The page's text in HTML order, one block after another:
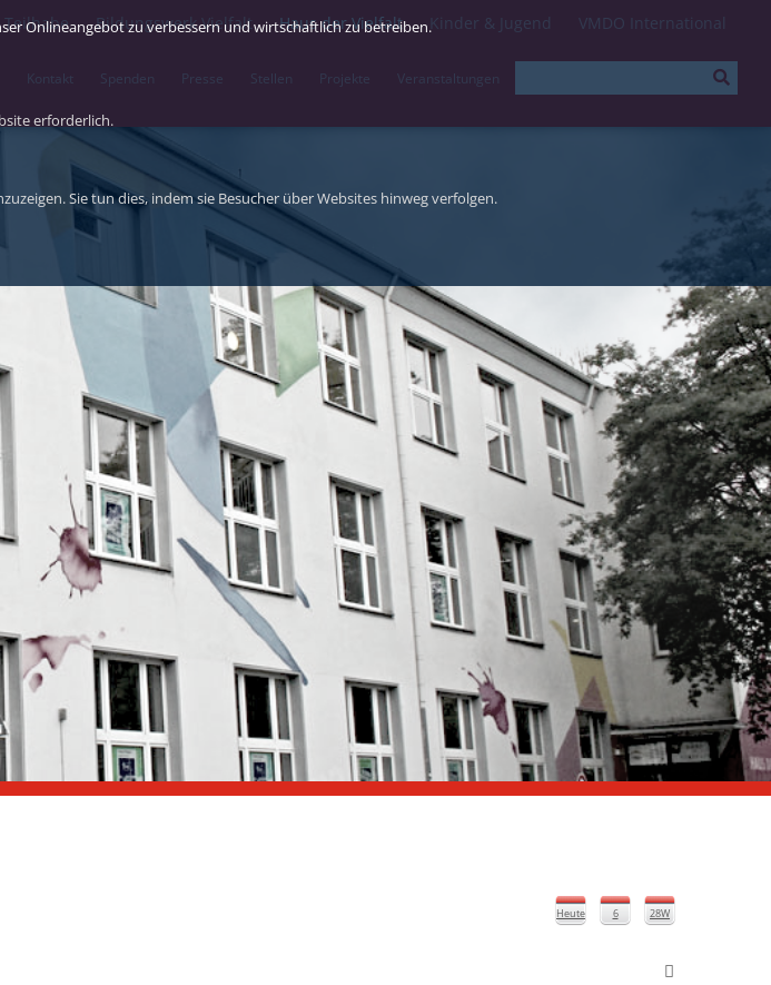
Onlineangebot zu verbessern und wirtschaftlich zu betreiben.
erforderlich.
Sie tun dies, indem sie Besucher über Websites hinweg verfolgen.
Bildungswerk Vielfalt Haus der Vielfalt Kinder & Jugend VMDO International
Kontakt Spenden Presse Stellen Projekte Veranstaltungen
28W
6
Heute